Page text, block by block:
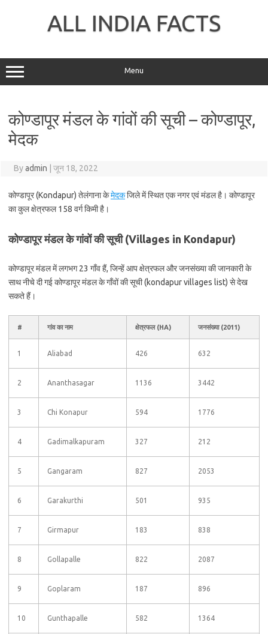
ALL INDIA FACTS
Menu
कोण्डापूर मंडल के गांवों की सूची – कोण्डापूर,
मेदक
Byadmin जून 18, 2022
कोण्डापूर (Kondapur) तेलंगाना केमेदकजिले में स्थित एक नगर एवं मंडल है। कोण्डापूर
का कुल क्षेत्रफल 158 वर्ग किमी है।
कोण्डापूर मंडल के गांवों की सूची (Villages in Kondapur)
कोण्डापूर मंडल में लगभग 23 गाँव हैं, जिन्हें आप क्षेत्रफल और जनसंख्या की जानकारी के
साथ नीचे दी गई कोण्डापूर मंडल के गाँवों की सूची (kondapur villages list) से देख
सकते हैं।
# गांव का नाम क्षेत्रफल (HA) जनसंख्या (2011)
1 Aliabad 426 632
2 Ananthasagar 1136 3442
3 Chi Konapur 594 1776
4 Gadimalkapuram 327 212
5 Gangaram 827 2053
6 Garakurthi 501 935
7 Girmapur 183 838
8 Gollapalle 822 2087
9 Goplaram 187 896
10 Gunthapalle 582 1364